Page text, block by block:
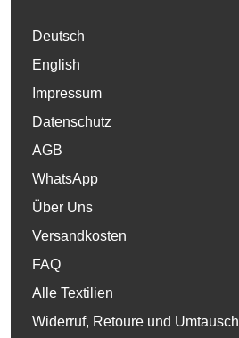
Deutsch
English
Impressum
Datenschutz
AGB
WhatsApp
Über Uns
Versandkosten
FAQ
Alle Textilien
Widerruf, Retoure und Umtausch